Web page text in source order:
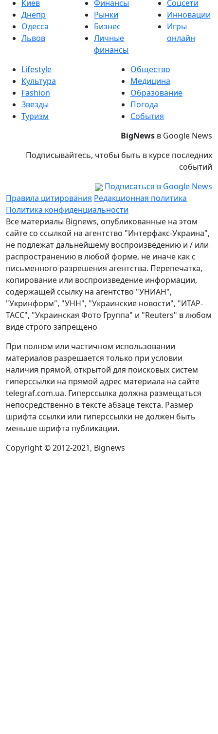
Киев
Днепр
Одесса
Львов
Финансы
Рынки
Бизнес
Личные
финансы
Соцсети
Инновации
Игры
онлайн
Lifestyle
Культура
Fashion
Звезды
Туризм
Общество
Медицина
Образование
Погода
События
BigNews в Google News
Подписывайтесь, чтобы быть в курсе последних
событий
Подписаться в Google News
Правила цитирования Редакционная политика
Политика конфиденциальности
Все материалы Bignews, опубликованные на этом
сайте со ссылкой на агентство "Интерфакс-Украина",
не подлежат дальнейшему воспроизведению и / или
распространению в любой форме, не иначе как с
письменного разрешения агентства. Перепечатка,
копирование или воспроизведение информации,
содержащей ссылку на агентство "УНИАН",
"Укринформ", "УНН", "Украинские новости", "ИТАР-
ТАСС", "Украинская Фото Группа" и "Reuters" в любом
виде строго запрещено
При полном или частичном использовании
материалов разрешается только при условии
наличия прямой, открытой для поисковых систем
гиперссылки на прямой адрес материала на сайте
telegraf.com.ua. Гиперссылка должна размещаться
непосредственно в тексте абзаце текста. Размер
шрифта ссылки или гиперссылки не должен быть
меньше шрифта публикации.
Copyright © 2012-2021, Bignews